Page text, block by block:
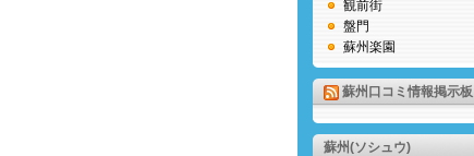
観前街
盤門
蘇州楽園
蘇州口コミ情報掲示板
蘇州(ソシュウ)